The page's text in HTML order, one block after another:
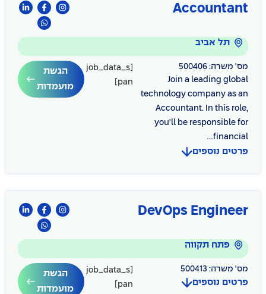
Accountant
תל אביב
מס' משרה: 500406
Join a leading global
technology company as an
Accountant. In this role,
you'll be responsible for
financial...
פרטים נוספים
הגשת
מועמדות
[job_data_s
pan]
DevOps Engineer
פתח תקווה
מס' משרה: 500413
פרטים נוספים
הגשת
מועמדות
[job_data_s
pan]